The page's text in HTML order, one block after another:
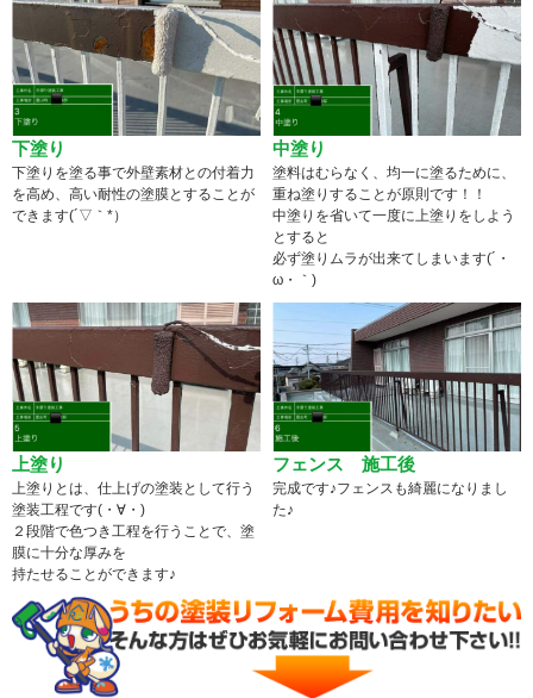
下塗り
下塗りを塗る事で外壁素材との付着力
を高め、高い耐性の塗膜とすることが
できます(´▽｀*）
中塗り
塗料はむらなく、均一に塗るために、
重ね塗りすることが原則です！！
中塗りを省いて一度に上塗りをしよう
とすると
必ず塗りムラが出来てしまいます(´・
ω・｀)
上塗り
上塗りとは、仕上げの塗装として行う
塗装工程です(・∀・)
２段階で色つき工程を行うことで、塗
膜に十分な厚みを
持たせることができます♪
フェンス 施工後
完成です♪フェンスも綺麗になりまし
た♪